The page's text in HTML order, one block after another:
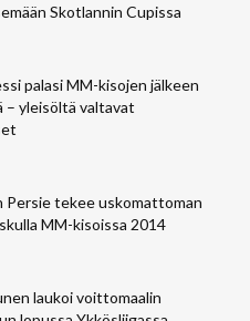
Skotlannin Cupissa
palasi MM-kisojen jälkeen
– yleisöltä valtavat
Persie tekee uskomattoman
MM-kisoissa 2014
laukoi voittomaalin